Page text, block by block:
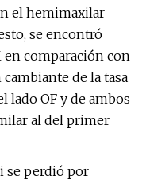
el hemimaxilar
se encontró
comparación con
cambiante de la tasa
lado OF y de ambos
al del primer
perdió por